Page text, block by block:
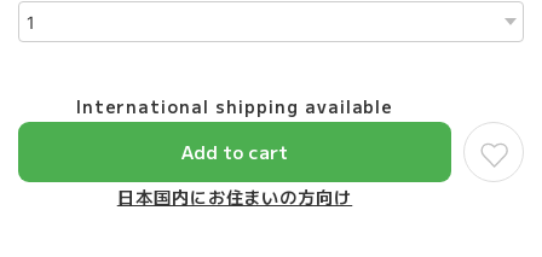
International shipping available
Add to cart
日本国内にお住まいの方向け